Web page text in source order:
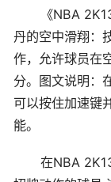
《NBA
丹的空中滑翔：
作，允许球员在
分。图文说明：
可以按住加速键
能。
在NBA